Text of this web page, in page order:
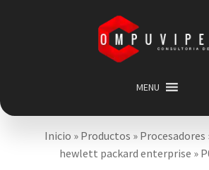
Saltar
navegación
contenido
MENU
Inicio
Categorias
Inicio » Productos » Procesadores
hewlett packard enterprise »